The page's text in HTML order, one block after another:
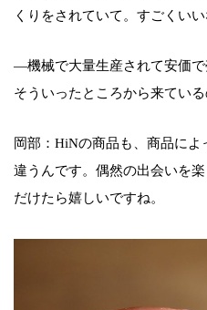
くりをされていて。すごくいい
—機械で大量生産されて安価で
そういったところから来ている
岡部：HiNの商品も、商品に
違うんです。偶然の出会いを
だけたら嬉しいですね。